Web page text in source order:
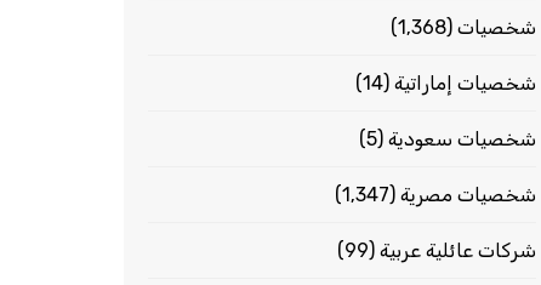
شخصيات (1٬368)
شخصيات إماراتية (14)
شخصيات سعودية (5)
شخصيات مصرية (1٬347)
شركات عائلية عربية (99)